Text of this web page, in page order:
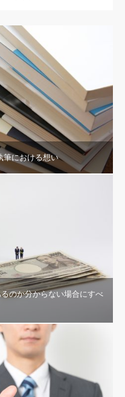
筆における想い
のか分からない場合にすべ